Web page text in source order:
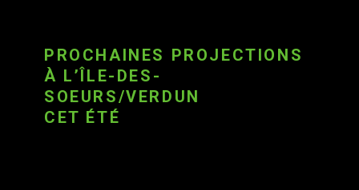
PROCHAINES PROJECTIONS
À L’ÎLE-DES-
SOEURS/VERDUN
CET ÉTÉ